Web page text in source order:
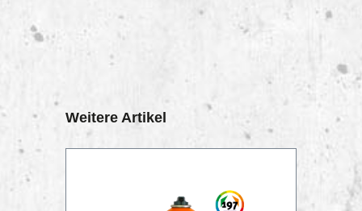
Produktgalerie überspringen
Weitere Artikel